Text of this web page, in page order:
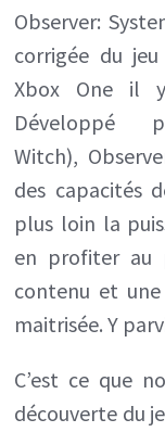
Observer:
corrigée du
Xbox One il
Développé
Witch),
des capacités
plus loin la
en profiter au
contenu et
maitrisée. Y
C’est ce que
découverte du